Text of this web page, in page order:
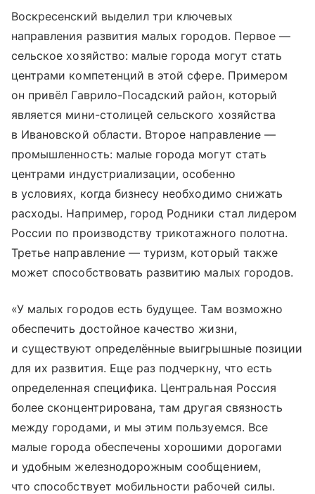
Воскресенский выделил три ключевых
направления развития малых городов. Первое —
сельское хозяйство: малые города могут стать
центрами компетенций в этой сфере. Примером
он привёл Гаврило-Посадский район, который
является мини-столицей сельского хозяйства
в Ивановской области. Второе направление —
промышленность: малые города могут стать
центрами индустриализации, особенно
в условиях, когда бизнесу необходимо снижать
расходы. Например, город Родники стал лидером
России по производству трикотажного полотна.
Третье направление — туризм, который также
может способствовать развитию малых городов.
«У малых городов есть будущее. Там возможно
обеспечить достойное качество жизни,
и существуют определённые выигрышные позиции
для их развития. Еще раз подчеркну, что есть
определенная специфика. Центральная Россия
более сконцентрирована, там другая связность
между городами, и мы этим пользуемся. Все
малые города обеспечены хорошими дорогами
и удобным железнодорожным сообщением,
что способствует мобильности рабочей силы.